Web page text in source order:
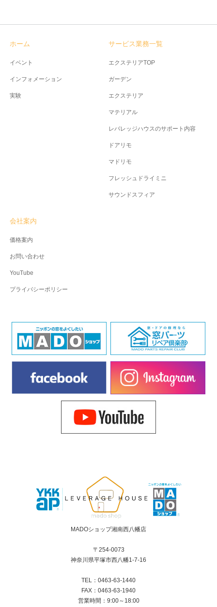
ホーム
イベント
インフォメーション
実験
サービス業務一覧
エクステリアTOP
ガーデン
エクステリア
マテリアル
レバレッジハウスのサポート内容
ドアリモ
マドリモ
フレッシュドライミニ
サウンドスフィア
会社案内
価格案内
お問い合わせ
YouTube
プライバシーポリシー
MADOショップ湘南西八幡店
〒254-0073
神奈川県平塚市西八幡1-7-16
TEL：0463-63-1440
FAX：0463-63-1940
営業時間：9:00～18:00